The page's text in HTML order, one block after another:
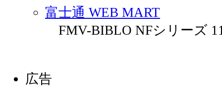
富士通 WEB MART
FMV-BIBLO NFシリーズ
広告